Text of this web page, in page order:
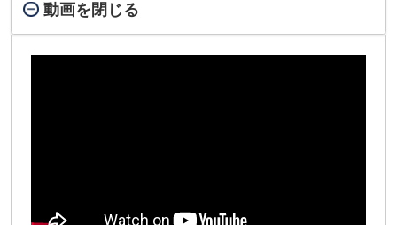
動画を閉じる